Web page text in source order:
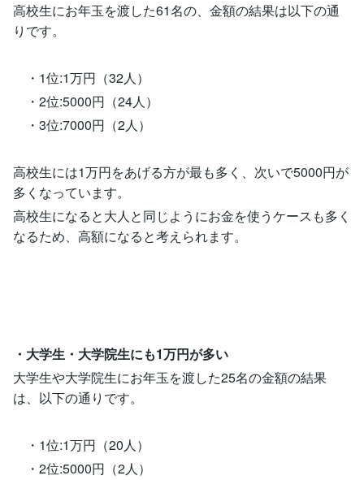
高校生にお年玉を渡した61名の、金額の結果は以下の通
りです。
・1位:1万円（32人）
・2位:5000円（24人）
・3位:7000円（2人）
高校生には1万円をあげる方が最も多く、次いで5000円が
多くなっています。
高校生になると大人と同じようにお金を使うケースも多く
なるため、高額になると考えられます。
・大学生・大学院生にも1万円が多い
大学生や大学院生にお年玉を渡した25名の金額の結果
は、以下の通りです。
・1位:1万円（20人）
・2位:5000円（2人）